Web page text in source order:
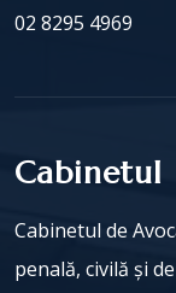
02 8295 4969
Cabinetul
Cabinetul de
penală, civilă și